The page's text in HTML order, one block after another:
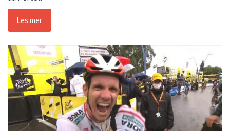
Les mer